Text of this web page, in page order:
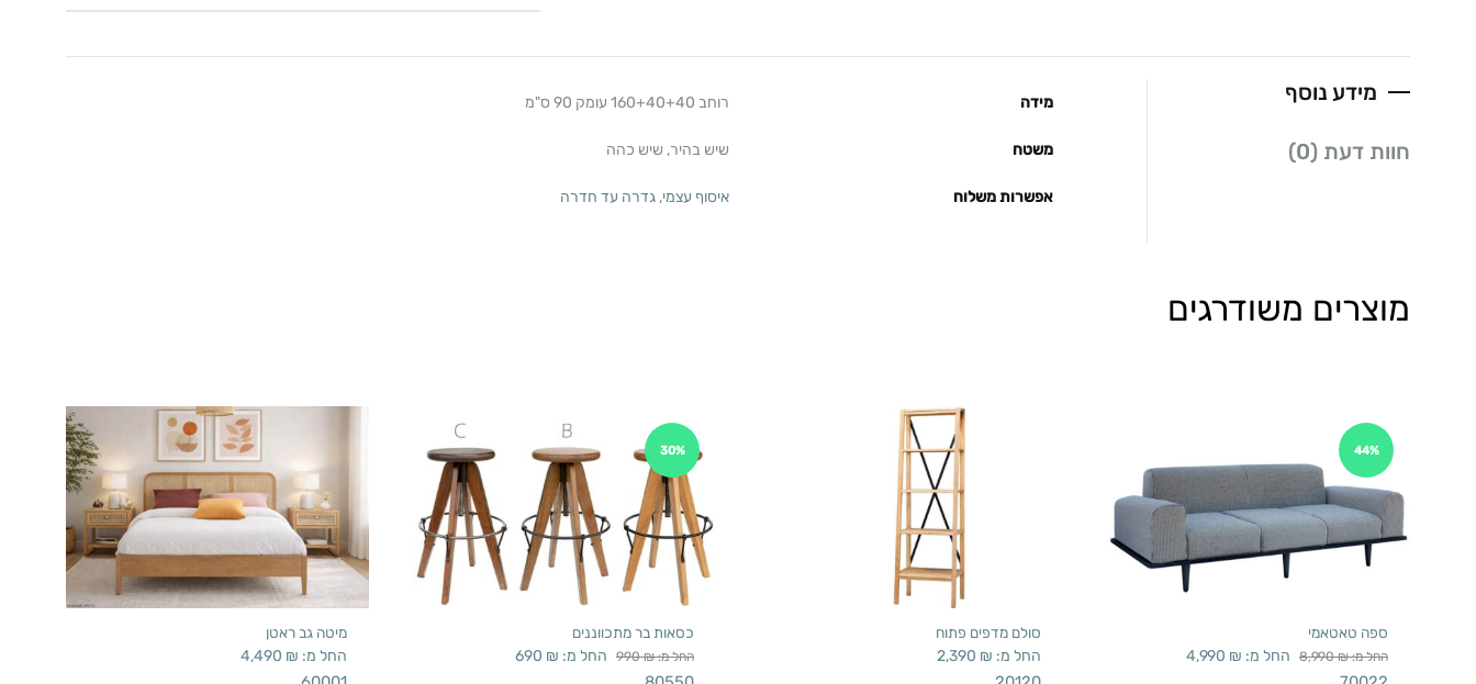
מידע נוסף
חוות דעת (0)
מידה רוחב 160+40+40 עומק 90 ס"מ
משטח שיש בהיר, שיש כהה
אפשרות משלוח איסוף עצמי, גדרה עד חדרה
מוצרים משודרגים
44%
ספה טאטאמי
החל מ: 8,990₪ החל מ: 4,990 ₪
סולם מדפים פתוח
החל מ: 2,390 ₪
30%
כסאות בר מתכווננים
החל מ: 990₪ החל מ: 690 ₪
מיטה גב ראטן
החל מ: 4,490 ₪